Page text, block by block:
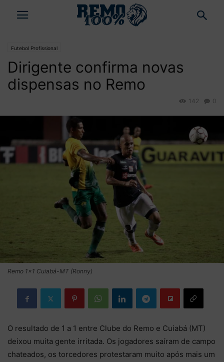
Futebol Profissional
Dirigente confirma novas
dispensas no Remo
0
142
Remo 1x1 Cuiabá-MT (Ronny)
O resultado de 1 a 1 entre Clube do Remo e Cuiabá (MT)
deixou muita gente irritada. Os jogadores saíram de campo
chateados, os torcedores protestaram muito após mais um